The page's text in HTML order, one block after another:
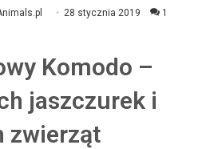
28 stycznia 2019 1
Komodo –
jaszczurek i
zwierząt